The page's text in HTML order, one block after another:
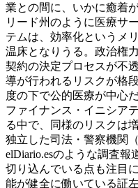
業との間に、いかに癒着
リード州のように医療サ
テムは、効率化というメ
温床となりうる。政治権
契約の決定プロセスが不
導が行われるリスクが格
度の下で公的医療が中心
ファイナンス・イニシア
る中で、同様のリスクは
独立した司法・警察機関
elDiario.esのような調査報
切り込んでいる点も注目
能が健全に働いている証